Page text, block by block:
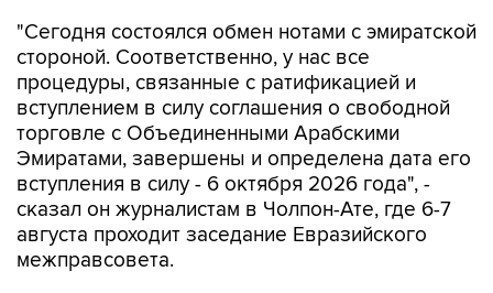
"Сегодня состоялся обмен нотами с эмиратской
стороной. Соответственно, у нас все
процедуры, связанные с ратификацией и
вступлением в силу соглашения о свободной
торговле с Объединенными Арабскими
Эмиратами, завершены и определена дата его
вступления в силу - 6 октября 2026 года", -
сказал он журналистам в Чолпон-Ате, где 6-7
августа проходит заседание Евразийского
межправсовета.